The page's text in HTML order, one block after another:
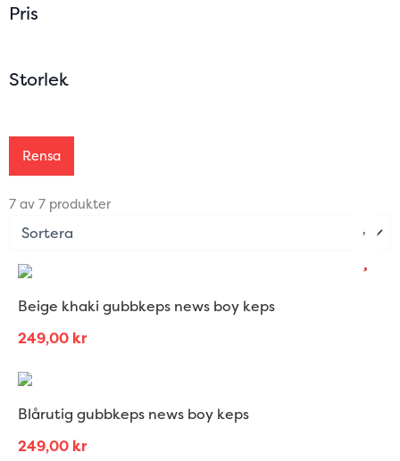
Pris
Storlek
Rensa
7 av 7 produkter
Beige khaki gubbkeps news boy keps
249,00 kr
Blårutig gubbkeps news boy keps
249,00 kr